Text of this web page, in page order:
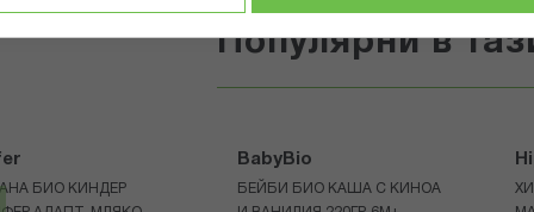
Популярни в
БИО КИНДЕР
BabyBio
БЕЙБИ БИО КАША С КИНОА